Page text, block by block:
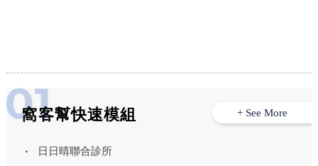
窩客幫快速模組
日日晴聯合診所
+ See More